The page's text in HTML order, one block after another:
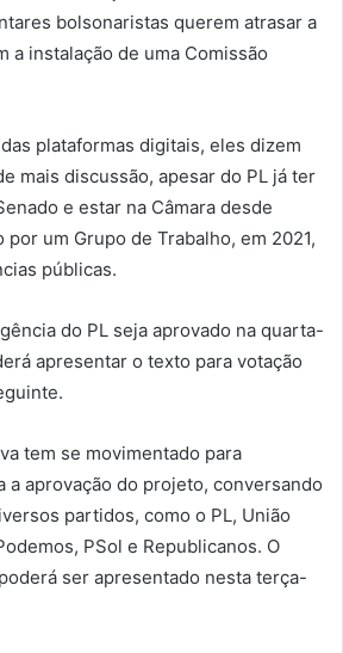
bolsonaristas querem atrasar a
a instalação de uma Comissão
plataformas digitais, eles dizem
mais discussão, apesar do PL já ter
e estar na Câmara desde
por um Grupo de Trabalho, em 2021,
públicas.
do PL seja aprovado na quarta-
apresentar o texto para votação
tem se movimentado para
a aprovação do projeto, conversando
partidos, como o PL, União
PSol e Republicanos. O
ser apresentado nesta terça-